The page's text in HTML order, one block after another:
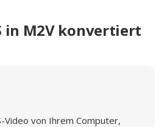
in M2V konvertiert
Video von Ihrem Computer,